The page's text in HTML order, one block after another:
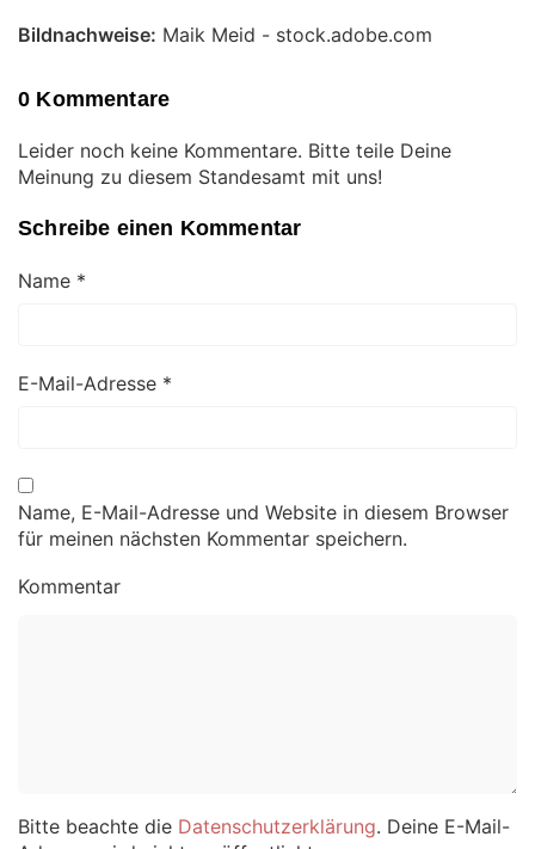
Bildnachweise: Maik Meid - stock.adobe.com
0 Kommentare
Leider noch keine Kommentare. Bitte teile Deine
Meinung zu diesem Standesamt mit uns!
Schreibe einen Kommentar
Name *
E-Mail-Adresse *
Name, E-Mail-Adresse und Website in diesem Browser
für meinen nächsten Kommentar speichern.
Kommentar
Bitte beachte die Datenschutzerklärung. Deine E-Mail-